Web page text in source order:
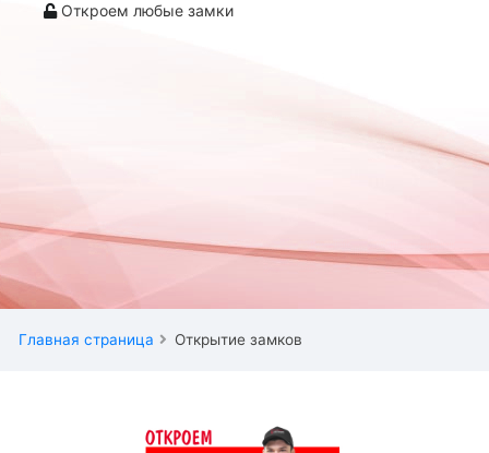
Откроем любые замки
Главная страница Открытие замков